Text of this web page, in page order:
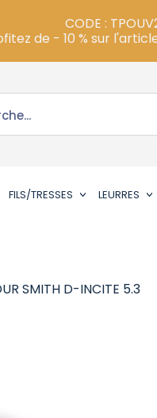
FILS/TRESSES LEURRES
SMITH D-INCITE 5.3
CODE :
de - 10 % sur